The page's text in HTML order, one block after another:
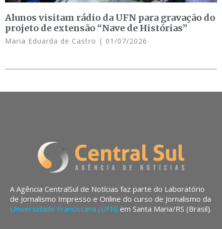
Alunos visitam rádio da UFN para gravação do
projeto de extensão “Nave de Histórias”
Maria Eduarda de Castro 01/07/2026
A Agência CentralSul de Notícias faz parte do Laboratório
de Jornalismo Impresso e Online do curso de Jornalismo da
Universidade Franciscana (UFN) em Santa Maria/RS (Brasil).